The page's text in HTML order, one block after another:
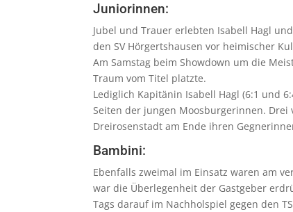
Juniorinnen:
Jubel und Trauer erlebten Isabell Hagl
den SV Hörgertshausen vor heimischer
Am Samstag beim Showdown um die
Traum vom Titel platzte.
Lediglich Kapitänin Isabell Hagl (6:1 und
Seiten der jungen Moosburgerinnen.
Dreirosenstadt am Ende ihren
Bambini:
Ebenfalls zweimal im Einsatz waren am
war die Überlegenheit der Gastgeber
Tags darauf im Nachholspiel gegen den